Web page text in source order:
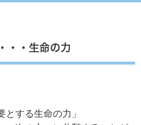
・・生命の力
する生命の力」